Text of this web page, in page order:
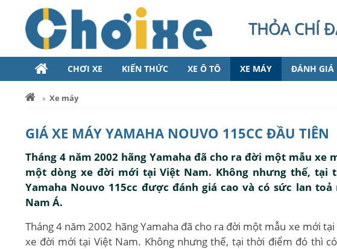
THỎA CHÍ
CHƠI XE KIẾN THỨC XE Ô TÔ XE MÁY ĐÁNH GIÁ
Xe máy
GIÁ XE MÁY YAMAHA NOUVO 115CC ĐẦU TIÊN
Tháng 4 năm 2002 hãng Yamaha đã cho ra đời một mẫu
một dòng xe đời mới tại Việt Nam. Không nhưng thế,
Yamaha Nouvo 115cc được đánh giá cao và có sức lan
Nam Á.
Tháng 4 năm 2002 hãng Yamaha đã cho ra đời một mẫu xe mới
xe đời mới tại Việt Nam. Không nhưng thế, tại thời điểm đó thì